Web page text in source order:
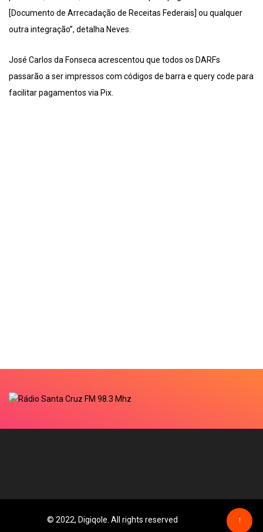
[Documento de Arrecadação de Receitas Federais] ou qualquer
outra integração”, detalha Neves.
José Carlos da Fonseca acrescentou que todos os DARFs
passarão a ser impressos com códigos de barra e query code para
facilitar pagamentos via Pix.
© 2022, Digiqole. All rights reserved ↑